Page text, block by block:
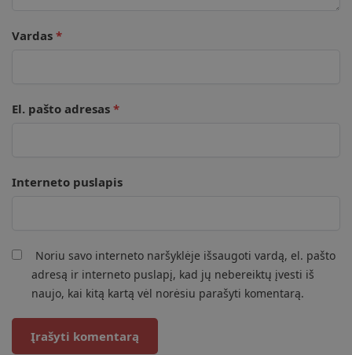
Vardas *
El. pašto adresas *
Interneto puslapis
Noriu savo interneto naršyklėje išsaugoti vardą, el. pašto
adresą ir interneto puslapį, kad jų nebereiktų įvesti iš
naujo, kai kitą kartą vėl norėsiu parašyti komentarą.